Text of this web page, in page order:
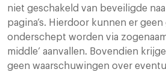
niet geschakeld van beveiligde
pagina’s. Hierdoor kunnen er geen
onderschept worden via
middle’ aanvallen. Bovendien
geen waarschuwingen over